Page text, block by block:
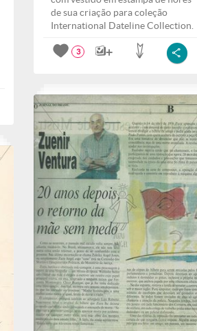
de sua criação para coleção
International Dateline Collection.
3